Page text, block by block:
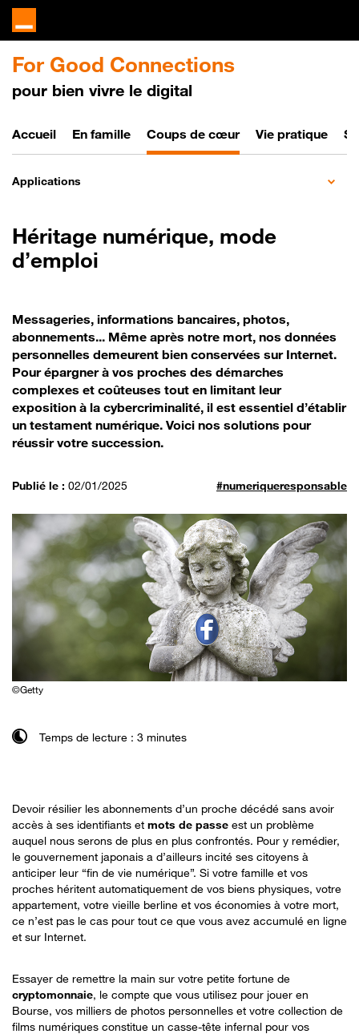
For Good Connections
pour bien vivre le digital
AccueilBien vivre le digital
En famille Coups de cœur Vie pratique
Applications
Héritage numérique, mode
d’emploi
Messageries, informations bancaires, photos,
abonnements... Même après notre mort, nos données
personnelles demeurent bien conservées sur Internet.
Pour épargner à vos proches des démarches
complexes et coûteuses tout en limitant leur
exposition à la cybercriminalité, il est essentiel d’établir
un testament numérique. Voici nos solutions pour
réussir votre succession.
Publié le : 02/01/2025 #numeriqueresponsable
©Getty
Temps de lecture : 3 minutes
Devoir résilier les abonnements d’un proche décédé sans avoir
accès à ses identifiants et mots de passe est un problème
auquel nous serons de plus en plus confrontés. Pour y remédier,
le gouvernement japonais a d’ailleurs incité ses citoyens à
anticiper leur “fin de vie numérique”. Si votre famille et vos
proches héritent automatiquement de vos biens physiques, votre
appartement, votre vieille berline et vos économies à votre mort,
ce n’est pas le cas pour tout ce que vous avez accumulé en ligne
et sur Internet.
Essayer de remettre la main sur votre petite fortune de
cryptomonnaie, le compte que vous utilisez pour jouer en
Bourse, vos milliers de photos personnelles et votre collection de
films numériques constitue un casse-tête infernal pour vos